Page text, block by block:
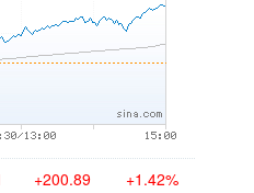
+200.89 +1.42%